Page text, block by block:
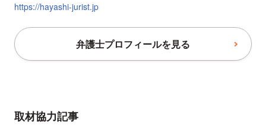
https://hayashi-jurist.jp
弁護士プロフィールを見る
取材協力記事